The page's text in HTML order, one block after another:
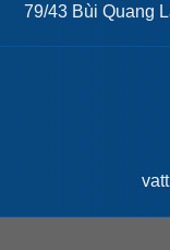
79/43 Bùi Quang